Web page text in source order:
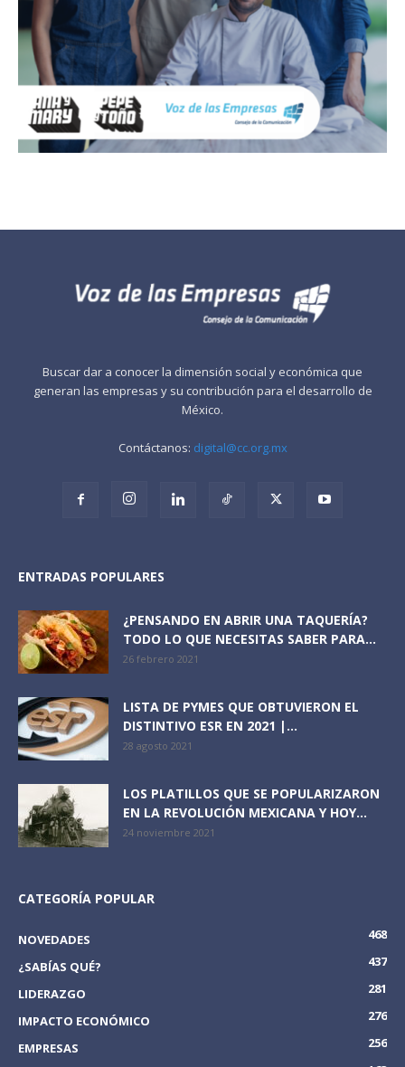
Buscar dar a conocer la dimensión social y económica que
generan las empresas y su contribución para el desarrollo de
México.
Contáctanos: digital@cc.org.mx
ENTRADAS POPULARES
¿PENSANDO EN ABRIR UNA TAQUERÍA?
TODO LO QUE NECESITAS SABER PARA...
26 febrero 2021
LISTA DE PYMES QUE OBTUVIERON EL
DISTINTIVO ESR EN 2021 |...
28 agosto 2021
LOS PLATILLOS QUE SE POPULARIZARON
EN LA REVOLUCIÓN MEXICANA Y HOY...
24 noviembre 2021
CATEGORÍA POPULAR
NOVEDADES
468
¿SABÍAS QUÉ?
437
LIDERAZGO
281
IMPACTO ECONÓMICO
276
EMPRESAS
256